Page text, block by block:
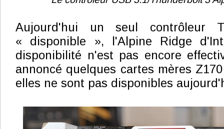
Aujourd'hui un seul contrôleur
« disponible », l'Alpine Ridge
disponibilité n'est pas encore
annoncé quelques cartes mères
elles ne sont pas disponibles